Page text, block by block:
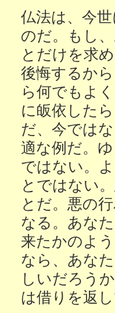
仏法は、今
のだ。もし
とだけを求
後悔するか
ら何でもよ
に皈依した
だ、今では
適な例だ。
ではない。
とではない
とだ。悪の
なる。あな
来たかのよ
なら、あな
しいだろう
は借りを返